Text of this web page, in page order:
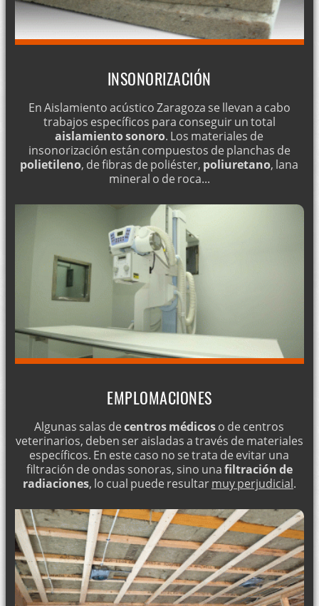
INSONORIZACIÓN
En Aislamiento acústico Zaragoza se llevan a cabo
trabajos específicos para conseguir un total
aislamiento sonoro. Los materiales de
insonorización están compuestos de planchas de
polietileno, de fibras de poliéster, poliuretano, lana
mineral o de roca...
EMPLOMACIONES
Algunas salas decentros médicoso de centros
veterinarios, deben ser aisladas a través de materiales
específicos. En este caso no se trata de evitar una
filtración de ondas sonoras, sino unafiltración de
radiaciones, lo cual puede resultarmuy perjudicial.